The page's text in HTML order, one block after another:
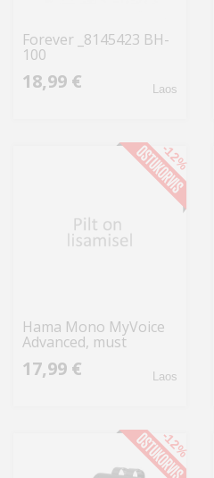
Forever _8145423 BH-
100
18,99 € Laos
Hama Mono MyVoice
Advanced, must
17,99 € Laos
-12%
-12%